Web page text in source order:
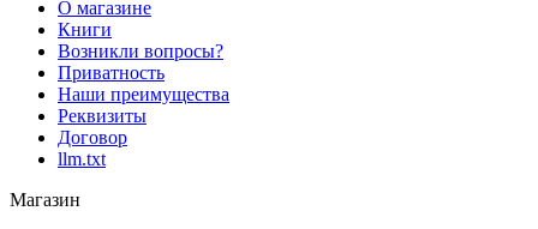
О магазине
Книги
Возникли вопросы?
Приватность
Наши преимущества
Реквизиты
Договор
llm.txt
Магазин